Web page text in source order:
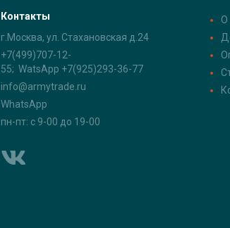
Контакты
г.Москва, ул. Стахановская д.24
+7(499)707-12-
55; WatsApp +7(925)293-36-77
info@armytrade.ru
WhatsApp
пн-пт: с 9-00 до 19-00
О